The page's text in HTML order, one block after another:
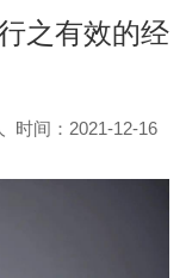
之有效的经
时间：2021-12-16